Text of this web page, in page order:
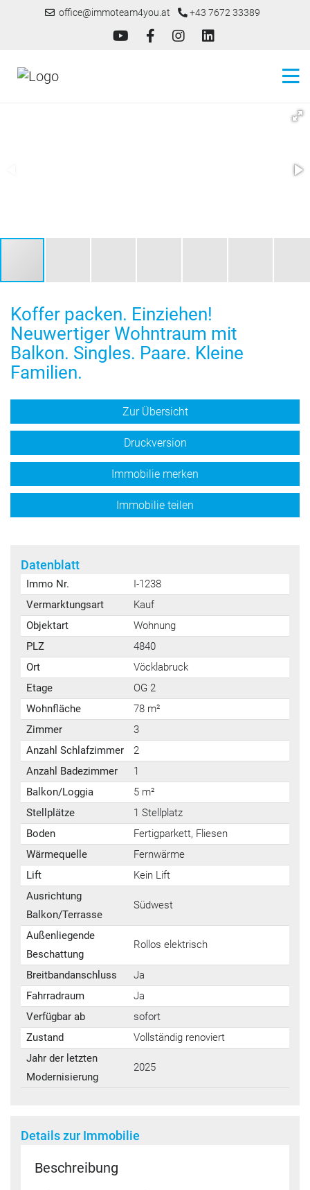
office@immoteam4you.at +43 7672 33389
Koffer packen. Einziehen!
Neuwertiger Wohntraum mit
Balkon. Singles. Paare. Kleine
Familien.
Zur Übersicht
Druckversion
Immobilie merken
Immobilie teilen
Datenblatt
Immo Nr.
I-1238
Vermarktungsart
Kauf
Objektart
Wohnung
PLZ
4840
Ort
Vöcklabruck
Etage
OG 2
Wohnfläche
78 m²
Zimmer
3
Anzahl Schlafzimmer
2
Anzahl Badezimmer
1
Balkon/Loggia
5 m²
Stellplätze
1 Stellplatz
Boden
Fertigparkett, Fliesen
Wärmequelle
Fernwärme
Lift
Kein Lift
Ausrichtung
Balkon/Terrasse
Südwest
Außenliegende
Beschattung
Rollos elektrisch
Breitbandanschluss
Ja
Fahrradraum
Ja
Verfügbar ab
sofort
Zustand
Vollständig renoviert
Jahr der letzten
Modernisierung
2025
Details zur Immobilie
Beschreibung